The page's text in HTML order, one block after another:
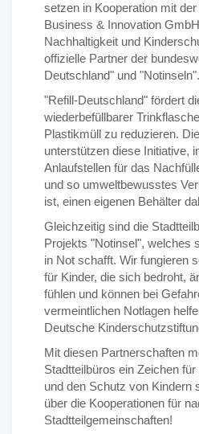
setzen in Kooperation mit
Business & Innovation
Nachhaltigkeit und
offizielle Partner der
Deutschland" und "Notinseln".
"Refill-Deutschland" fördert
wiederbefüllbarer
Plastikmüll zu reduzieren.
unterstützen diese Initiative,
Anlaufstellen für das
und so umweltbewusstes
ist, einen eigenen Behälter
Gleichzeitig sind die
Projekts "Notinsel", welches
in Not schafft. Wir fungieren
für Kinder, die sich bedroht,
fühlen und können bei
vermeintlichen Notlagen
Deutsche
Mit diesen Partnerschaften
Stadtteilbüros ein Zeichen
und den Schutz von Kindern
über die Kooperationen für
Stadtteilgemeinschaften!